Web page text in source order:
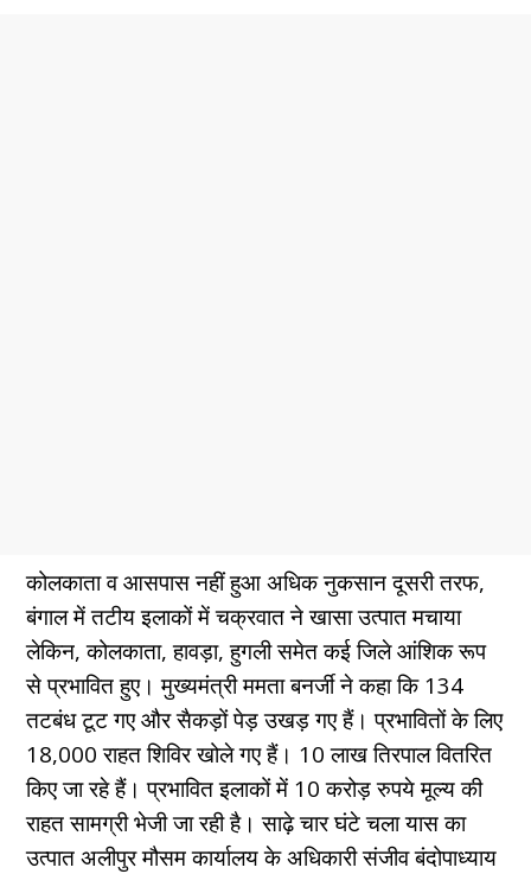
कोलकाता व आसपास नहीं हुआ अधिक नुकसान दूसरी तरफ,
बंगाल में तटीय इलाकों में चक्रवात ने खासा उत्पात मचाया
लेकिन, कोलकाता, हावड़ा, हुगली समेत कई जिले आंशिक रूप
से प्रभावित हुए। मुख्यमंत्री ममता बनर्जी ने कहा कि 134
तटबंध टूट गए और सैकड़ों पेड़ उखड़ गए हैं। प्रभावितों के लिए
18,000 राहत शिविर खोले गए हैं। 10 लाख तिरपाल वितरित
किए जा रहे हैं। प्रभावित इलाकों में 10 करोड़ रुपये मूल्य की
राहत सामग्री भेजी जा रही है। साढ़े चार घंटे चला यास का
उत्पात अलीपुर मौसम कार्यालय के अधिकारी संजीव बंदोपाध्याय